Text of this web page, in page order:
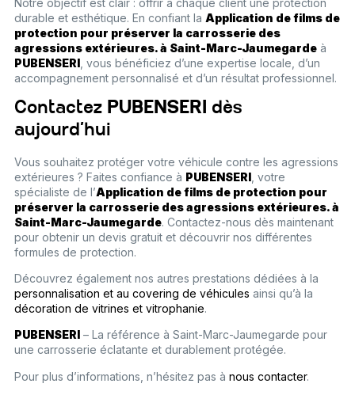
Notre objectif est clair : offrir à chaque client une protection
durable et esthétique. En confiant la Application de films de
protection pour préserver la carrosserie des
agressions extérieures. à Saint-Marc-Jaumegardeà
PUBENSERI, vous bénéficiez d’une expertise locale, d’un
accompagnement personnalisé et d’un résultat professionnel.
Contactez PUBENSERI
dès
aujourd’hui
Vous souhaitez protéger votre véhicule contre les agressions
extérieures ? Faites confiance à PUBENSERI, votre
spécialiste de l’Application de films de protection pour
préserver la carrosserie des agressions extérieures. à
Saint-Marc-Jaumegarde. Contactez-nous dès maintenant
pour obtenir un devis gratuit et découvrir nos différentes
formules de protection.
Découvrez également nos autres prestations dédiées à la
personnalisation et au covering de véhicules ainsi qu’à la
décoration de vitrines et vitrophanie.
PUBENSERI– La référence à Saint-Marc-Jaumegarde pour
une carrosserie éclatante et durablement protégée.
Pour plus d’informations, n’hésitez pas à nous contacter.